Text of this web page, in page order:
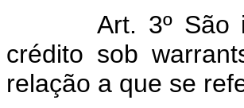
Art. 3º São
crédito sob
relação a que se